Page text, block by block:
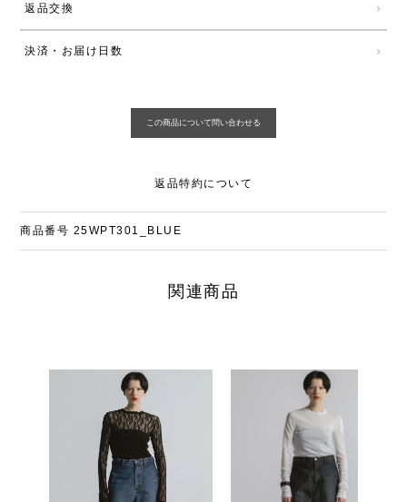
返品交換
決済・お届け日数
返品特約について
商品番号 25WPT301_BLUE
関連商品